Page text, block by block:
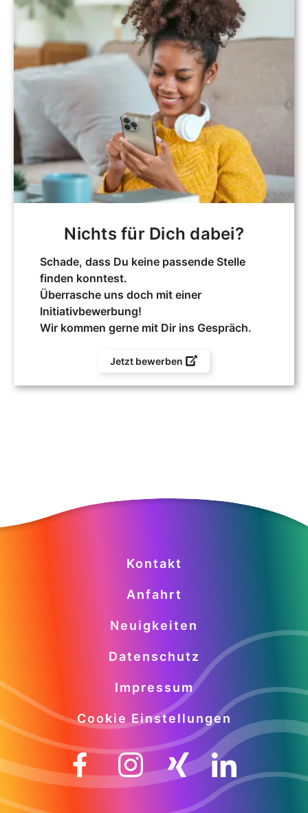
Nichts für Dich dabei?
Schade, dass Du keine passende Stelle
finden konntest.
Überrasche uns doch mit einer
Initiativbewerbung!
Wir kommen gerne mit Dir ins Gespräch.
Jetzt bewerben
Kontakt
Anfahrt
Neuigkeiten
Datenschutz
Impressum
Cookie Einstellungen